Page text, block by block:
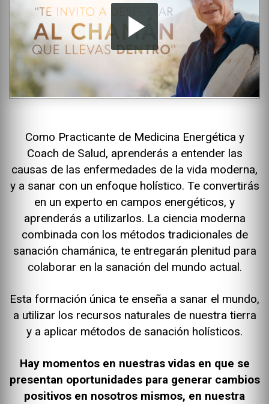
Como Practicante de Medicina Energética y
Coach de Salud, aprenderás a entender las
causas de las enfermedades de la vida moderna,
y a sanar con un enfoque holístico. Te convertirás
en un experto en campos energéticos, y
aprenderás a utilizarlos. La ciencia moderna
combinada con los métodos tradicionales de
sanación chamánica, te entregarán plenitud para
colaborar en la sanación del mundo actual.
Esta formación única te enseña a sanar el mundo,
a utilizar los recursos naturales de nuestra tierra
y a aplicar métodos de sanación holísticos.
Hay momentos en nuestras vidas en que se
presentan oportunidades para generar cambios
positivos en nosotros mismos, en nuestra